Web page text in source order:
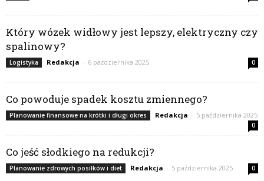
Który wózek widłowy jest lepszy, elektryczny czy
spalinowy?
Logistyka Redakcja - 6 października 2025 0
Co powoduje spadek kosztu zmiennego?
Planowanie finansowe na krótki i długi okres Redakcja - 5 października 2025
0
Co jeść słodkiego na redukcji?
Planowanie zdrowych posiłków i diet Redakcja - 5 października 2025 0